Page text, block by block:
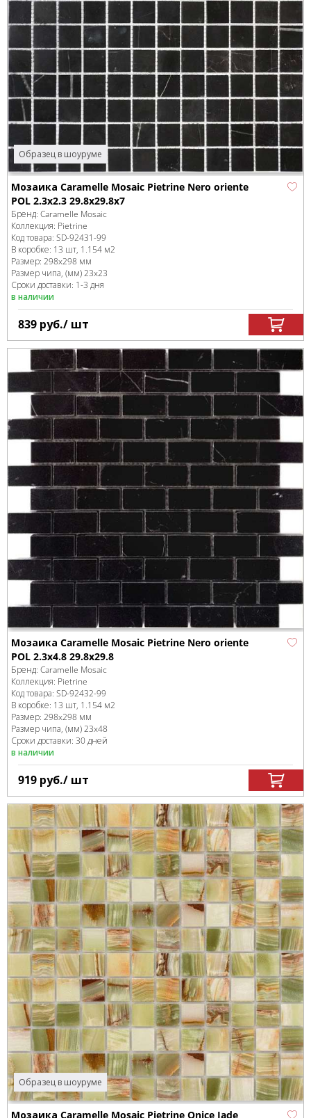
Образец в шоуруме
Мозаика Caramelle Mosaic Pietrine Nero oriente
POL 2.3x2.3 29.8x29.8x7
Бренд: Caramelle Mosaic
Коллекция: Pietrine
Код товара: SD-92431-99
В коробке: 13 шт, 1.154 м2
Размер: 298x298 мм
Размер чипа, (мм)23x23
Сроки доставки: 1-3 дня
в наличии
839 руб./ шт
Мозаика Caramelle Mosaic Pietrine Nero oriente
POL 2.3x4.8 29.8x29.8
Бренд: Caramelle Mosaic
Коллекция: Pietrine
Код товара: SD-92432-99
В коробке: 13 шт, 1.154 м2
Размер: 298x298 мм
Размер чипа, (мм)23x48
Сроки доставки: 30 дней
в наличии
919 руб./ шт
Образец в шоуруме
Мозаика Caramelle Mosaic Pietrine Onice Jade